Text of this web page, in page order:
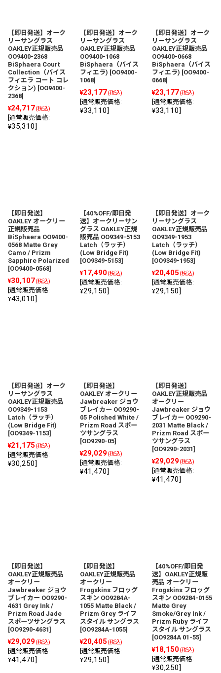
【即日発送】オーク
リーサングラス
OAKLEY正規販売品
OO9400-2368
BiSphaera Court
Collection（バイス
フィエラ コート コレ
クション) [OO9400-
2368]
¥24,717(税込)
通常販売価格:
¥35,310]
【即日発送】オーク
リーサングラス
OAKLEY正規販売品
OO9400-1068
BiSphaera（バイス
フィエラ) [OO9400-
1068]
¥23,177(税込)
通常販売価格:
¥33,110]
【即日発送】オーク
リーサングラス
OAKLEY正規販売品
OO9400-0668
BiSphaera（バイス
フィエラ) [OO9400-
0668]
¥23,177(税込)
通常販売価格:
¥33,110]
【即日発送】
OAKLEY オークリー
正規販売品
BiSphaera OO9400-
0568 Matte Grey
Camo / Prizm
Sapphire Polarized
[OO9400-0568]
¥30,107(税込)
通常販売価格:
¥43,010]
【40%OFF/即日発
送】オークリーサン
グラス OAKLEY正規
販売品 OO9349-5153
Latch（ラッチ）
(Low Bridge Fit)
[OO9349-5153]
¥17,490(税込)
通常販売価格:
¥29,150]
【即日発送】オーク
リーサングラス
OAKLEY正規販売品
OO9349-1953
Latch（ラッチ）
(Low Bridge Fit)
[OO9349-1953]
¥20,405 (税込)
通常販売価格:
¥29,150]
【即日発送】オーク
リーサングラス
OAKLEY正規販売品
OO9349-1153
Latch（ラッチ）
(Low Bridge Fit)
[OO9349-1153]
¥21,175 (税込)
通常販売価格:
¥30,250]
【即日発送】
OAKLEY オークリー
Jawbreaker ジョウ
ブレイカー OO9290-
05 Polished White /
Prizm Road スポー
ツサングラス
[OO9290-05]
¥29,029(税込)
通常販売価格:
¥41,470]
【即日発送】
OAKLEY正規販売品
オークリー
Jawbreaker ジョウ
ブレイカー OO9290-
2031 Matte Black /
Prizm Road スポー
ツサングラス
[OO9290-2031]
¥29,029(税込)
通常販売価格:
¥41,470]
【即日発送】
OAKLEY正規販売品
オークリー
Jawbreaker ジョウ
ブレイカー OO9290-
4631 Grey Ink /
Prizm Road Jade
スポーツサングラス
[OO9290-4631]
¥29,029(税込)
通常販売価格:
¥41,470]
【即日発送】
OAKLEY正規販売品
オークリー
Frogskins フロッグ
スキン OO9284A-
1055 Matte Black /
Prizm Grey ライフ
スタイル サングラス
[OO9284A-1055]
¥20,405 (税込)
通常販売価格:
¥29,150]
【40%OFF/即日発
送】OAKLEY正規販
売品 オークリー
Frogskins フロッグ
スキン OO9284-0155
Matte Grey
Smoke/Grey Ink /
Prizm Ruby ライフ
スタイル サングラス
[OO9284A 01-55]
¥18,150(税込)
通常販売価格:
¥30,250]